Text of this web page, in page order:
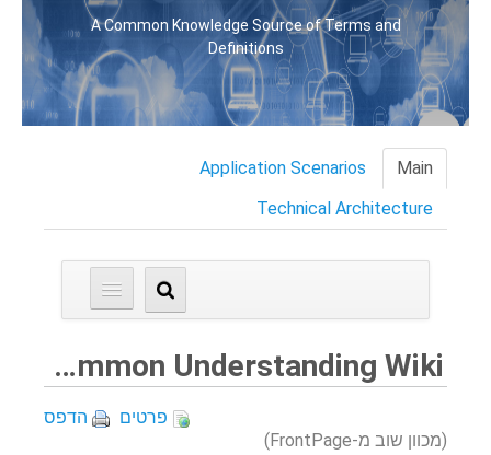
A Common Knowledge Source of Terms and
Definitions
Main
Application Scenarios
Technical Architecture
CloudSocket Common Understanding Wiki
פרטים
הדפס
(מכוון שוב מ-FrontPage)